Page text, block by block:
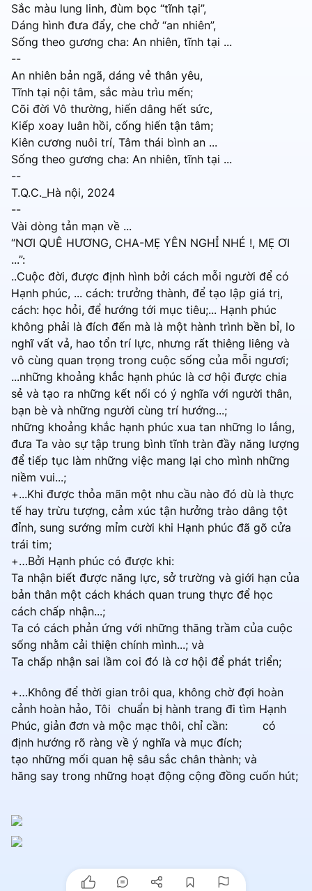
Sắc màu lung linh, đùm bọc “tĩnh tại”,
Dáng hình đưa đẩy, che chở “an nhiên”,
Sống theo gương cha: An nhiên, tĩnh tại ...
--
An nhiên bản ngã, dáng vẻ thân yêu,
Tĩnh tại nội tâm, sắc màu trìu mến;
Cõi đời Vô thường, hiến dâng hết sức,
Kiếp xoay luân hồi, cống hiến tận tâm;
Kiên cương nuôi trí, Tâm thái bình an ...
Sống theo gương cha: An nhiên, tĩnh tại ...
--
T.Q.C._Hà nội, 2024
--
Vài dòng tản mạn về ...
“NƠI QUÊ HƯƠNG, CHA-MẸ YÊN NGHỈ NHÉ !, MẸ ƠI
...”:
..Cuộc đời, được định hình bởi cách mỗi người để có
Hạnh phúc, ... cách: trưởng thành, để tạo lập giá trị,
cách: học hỏi, để hướng tới mục tiêu;... Hạnh phúc
không phải là đích đến mà là một hành trình bền bỉ, lo
nghĩ vất vả, hao tổn trí lực, nhưng rất thiêng liêng và
vô cùng quan trọng trong cuộc sống của mỗi ngươi;
...những khoảng khắc hạnh phúc là cơ hội được chia
sẻ và tạo ra những kết nối có ý nghĩa với người thân,
bạn bè và những người cùng trí hướng...;
những khoảng khắc hạnh phúc xua tan những lo lắng,
đưa Ta vào sự tập trung bình tĩnh tràn đầy năng lượng
để tiếp tục làm những việc mang lại cho mình những
niềm vui...;
+...Khi được thỏa mãn một nhu cầu nào đó dù là thực
tế hay trừu tượng, cảm xúc tận hưởng trào dâng tột
đỉnh, sung sướng mỉm cười khi Hạnh phúc đã gõ cửa
trái tim;
+…Bởi Hạnh phúc có được khi:
Ta nhận biết được năng lực, sở trường và giới hạn của
bản thân một cách khách quan trung thực để học
cách chấp nhận...;
Ta có cách phản ứng với những thăng trầm của cuộc
sống nhằm cải thiện chính mình...; và
Ta chấp nhận sai lầm coi đó là cơ hội để phát triển;
+…Không để thời gian trôi qua, không chờ đợi hoàn
cảnh hoàn hảo, Tôi chuẩn bị hành trang đi tìm Hạnh
Phúc, giản đơn và mộc mạc thôi, chỉ cần: có
định hướng rõ ràng về ý nghĩa và mục đích;
tạo những mối quan hệ sâu sắc chân thành; và
hăng say trong những hoạt động cộng đồng cuốn hút;